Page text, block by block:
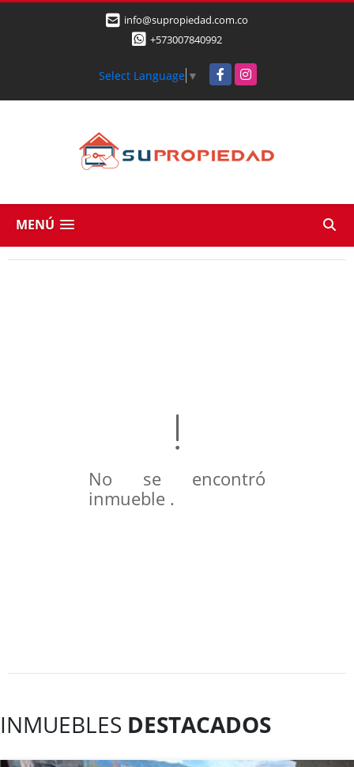
info@supropiedad.com.co
+573007840992
Select Language ▼ FacebookInstagram
MENÚ
No se encontró
inmueble .
INMUEBLES DESTACADOS